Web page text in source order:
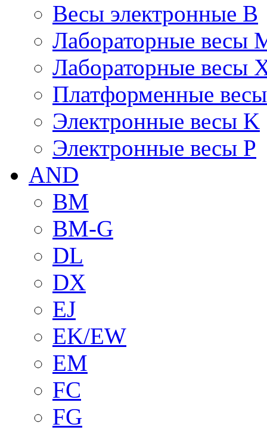
Весы электронные B
Лабораторные весы
Лабораторные весы
Платформенные
Электронные весы K
Электронные весы P
AND
BM
BM-G
DL
DX
EJ
EK/EW
EM
FC
FG